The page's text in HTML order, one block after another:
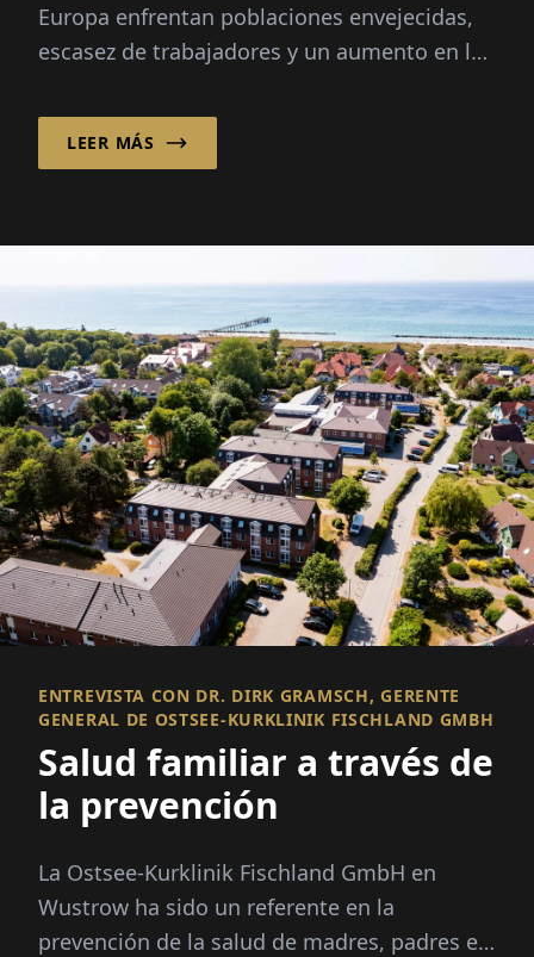
Europa enfrentan poblaciones envejecidas,
escasez de trabajadores y un aumento en la
oftalmología Optegra se...
LEER MÁS
ENTREVISTA CON DR. DIRK GRAMSCH, GERENTE
GENERAL DE OSTSEE-KURKLINIK FISCHLAND GMBH
Salud familiar a través de
la prevención
La Ostsee-Kurklinik Fischland GmbH en
Wustrow ha sido un referente en la
prevención de la salud de madres, padres e